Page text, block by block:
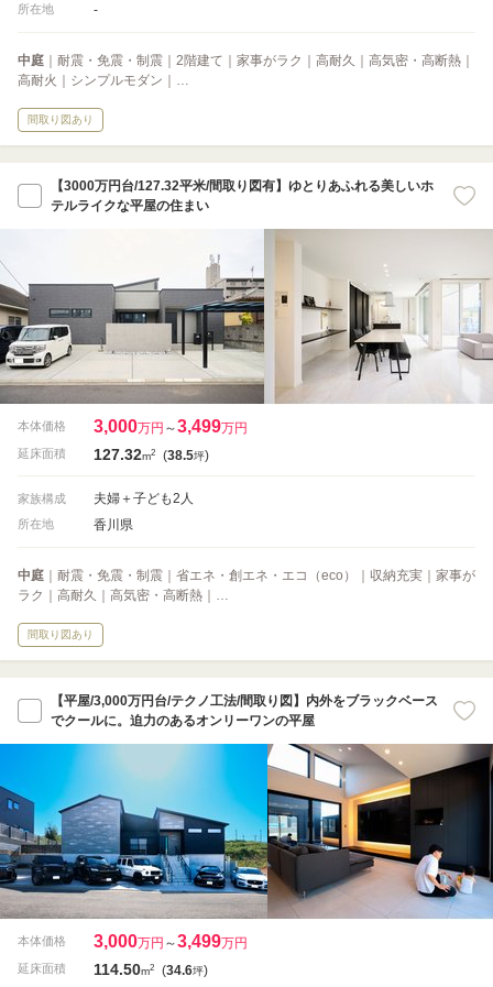
所在地 -
中庭 ｜耐震・免震・制震｜2階建て｜家事がラク｜高耐久｜高気密・高断熱｜
高耐火｜シンプルモダン｜…
間取り図あり
【3000万円台/127.32平米/間取り図有】ゆとりあふれる美しいホ
テルライクな平屋の住まい
本体価格 3,000万円 ～3,499万円
延床面積 127.32m2 (38.5坪)
家族構成 夫婦＋子ども2人
所在地 香川県
中庭 ｜耐震・免震・制震｜省エネ・創エネ・エコ（eco）｜収納充実｜家事が
ラク｜高耐久｜高気密・高断熱｜…
間取り図あり
【平屋/3,000万円台/テクノ工法/間取り図】内外をブラックベース
でクールに。迫力のあるオンリーワンの平屋
本体価格 3,000万円 ～3,499万円
延床面積 114.50m2 (34.6坪)